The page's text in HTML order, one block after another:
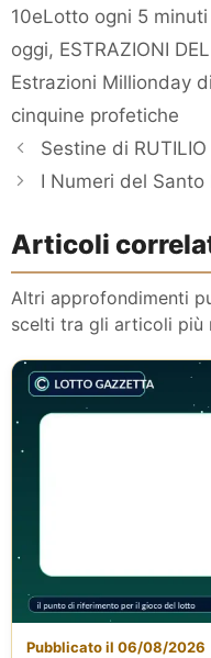
10eLotto ogni 5
oggi, ESTRAZIONI
Estrazioni Millionday
cinquine profetiche
Sestine di
I Numeri del
Articoli
Altri approfondimenti
scelti tra gli articoli più
Pubblicato il 06/08/2026